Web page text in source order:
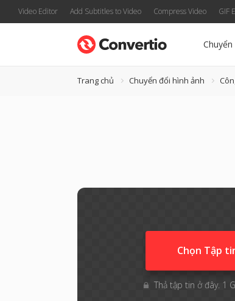
Video Editor Add Subtitles to Video Compress Video GIF
Chuyển
Trang chủ Chuyển đổi hình ảnh
Chọn Tập
Thả tập tin ở đây. 1